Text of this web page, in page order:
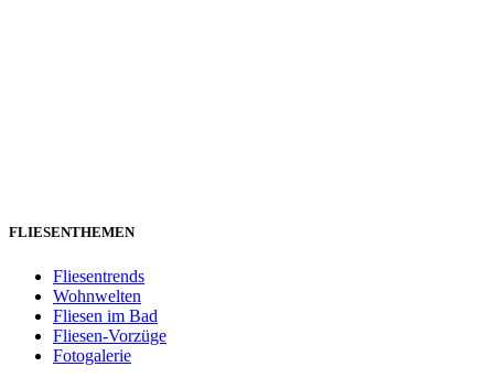
FLIESENTHEMEN
Fliesentrends
Wohnwelten
Fliesen im Bad
Fliesen-Vorzüge
Fotogalerie